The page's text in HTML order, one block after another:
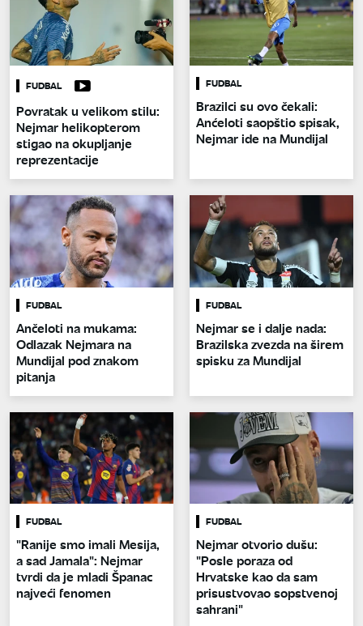
FUDBAL
Povratak u velikom stilu:
Nejmar helikopterom
stigao na okupljanje
reprezentacije
FUDBAL
Brazilci su ovo čekali:
Anćeloti saopštio spisak,
Nejmar ide na Mundijal
FUDBAL
Ančeloti na mukama:
Odlazak Nejmara na
Mundijal pod znakom
pitanja
FUDBAL
Nejmar se i dalje nada:
Brazilska zvezda na širem
spisku za Mundijal
FUDBAL
"Ranije smo imali Mesija,
a sad Jamala": Nejmar
tvrdi da je mladi Španac
najveći fenomen
FUDBAL
Nejmar otvorio dušu:
"Posle poraza od
Hrvatske kao da sam
prisustvovao sopstvenoj
sahrani"